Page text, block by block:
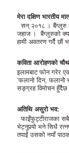
मेरा दक्षिण भारतीय
सन् २०१८ । बैंग्लुरु
जहाज । बैंग्लुरुको
हामी अवतरण गर्दै छौं
कविता आरोहणको
इलामबाट फोन गरेर
‘फलानो दिन, फलानोे
सङ्ग्रह विमोचन
अतिथि असुरो भव:
फाइँफुट्टीराजका
भेट्नुपर्‍यो भने सिधै
तपाईं उसको नयाँ